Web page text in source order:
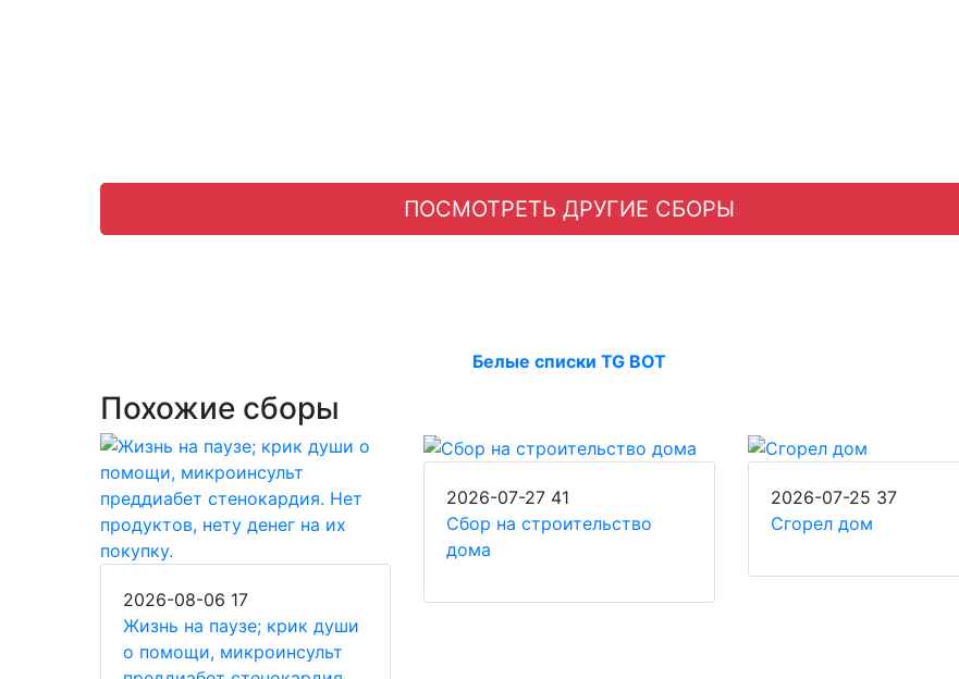
ПОСМОТРЕТЬ ДРУГИЕ СБОРЫ
Белые списки TG BOT
Похожие сборы
2026-08-06 17
Жизнь на паузе; крик души
о помощи, микроинсульт
2026-07-27 41
Сбор на строительство
дома
2026-07-25 37
Сгорел дом